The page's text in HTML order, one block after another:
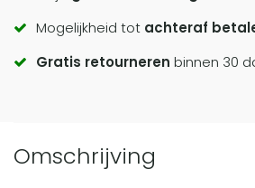
actions
Mogelijkheid tot achteraf
Gratis retourneren binnen 30